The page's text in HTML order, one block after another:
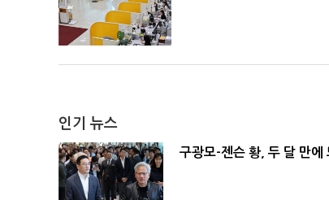
인기 뉴스
구광모-젠슨 황, 두 달 만에